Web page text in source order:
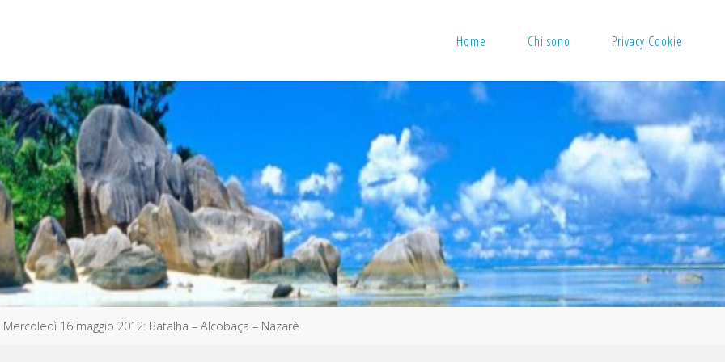
Home Chi sono Privacy Cookie
Mercoledì 16 maggio 2012: Batalha – Alcobaça – Nazarè